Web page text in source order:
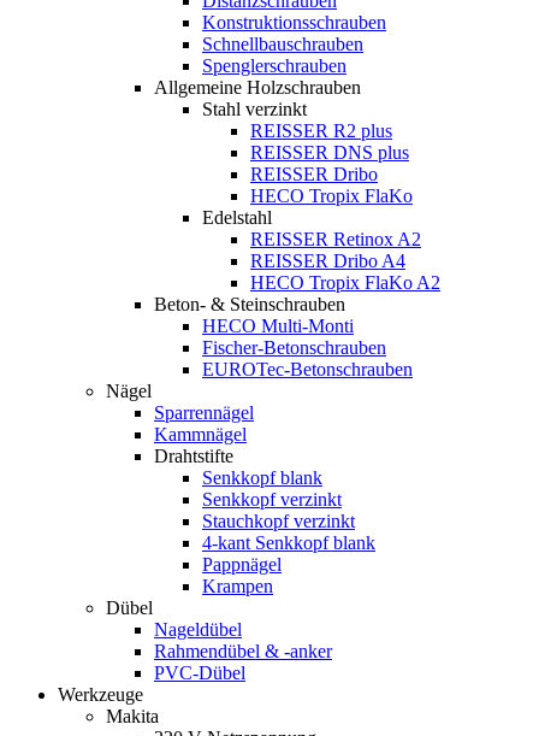
Konstruktionsschrauben
Schnellbauschrauben
Spenglerschrauben
Allgemeine Holzschrauben
Stahl verzinkt
REISSER R2 plus
REISSER DNS plus
REISSER Dribo
HECO Tropix FlaKo
Edelstahl
REISSER Retinox A2
REISSER Dribo A4
HECO Tropix FlaKo A2
Beton- & Steinschrauben
HECO Multi-Monti
Fischer-Betonschrauben
EUROTec-Betonschrauben
Nägel
Sparrennägel
Kammnägel
Drahtstifte
Senkkopf blank
Senkkopf verzinkt
Stauchkopf verzinkt
4-kant Senkkopf blank
Pappnägel
Krampen
Dübel
Nageldübel
Rahmendübel & -anker
PVC-Dübel
Werkzeuge
Makita